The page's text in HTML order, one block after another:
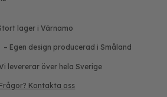
lager i Värnamo
– Egen design producerad i Småland
levererar över hela Sverige
Frågor? Kontakta oss